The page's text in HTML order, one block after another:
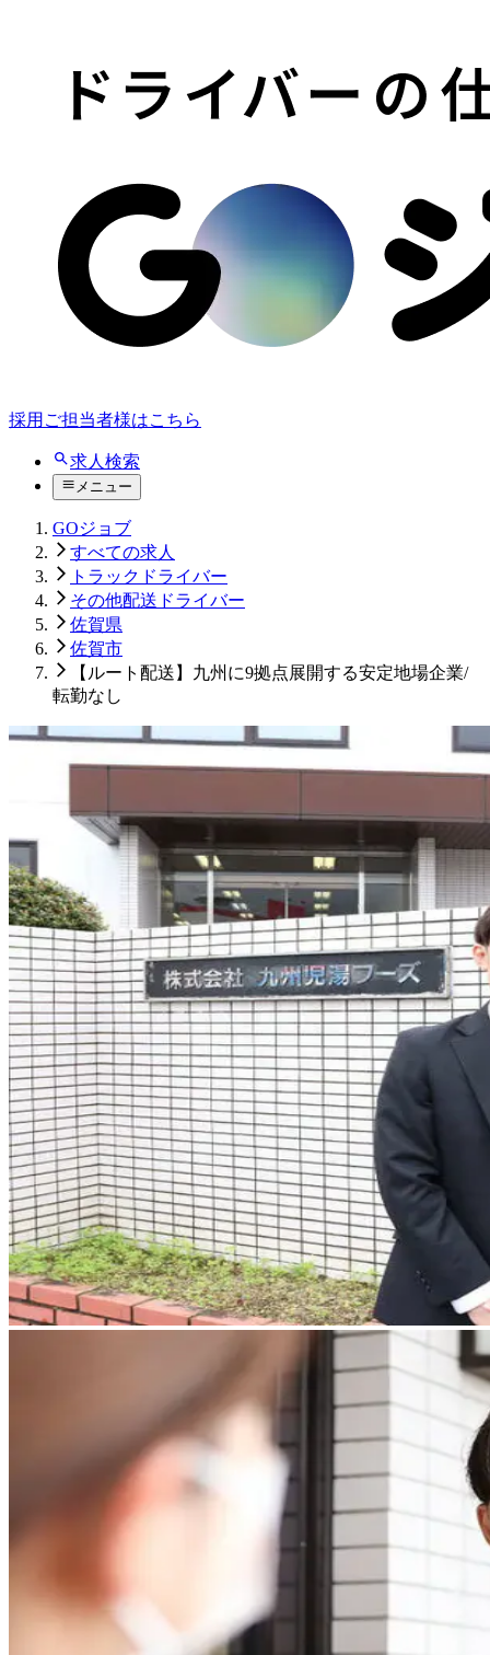
採用ご担当者様はこちら
求人検索
メニュー
GOジョブ
すべての求人
トラックドライバー
その他配送ドライバー
佐賀県
佐賀市
【ルート配送】九州に9拠点展開する安定地場企業/
転勤なし